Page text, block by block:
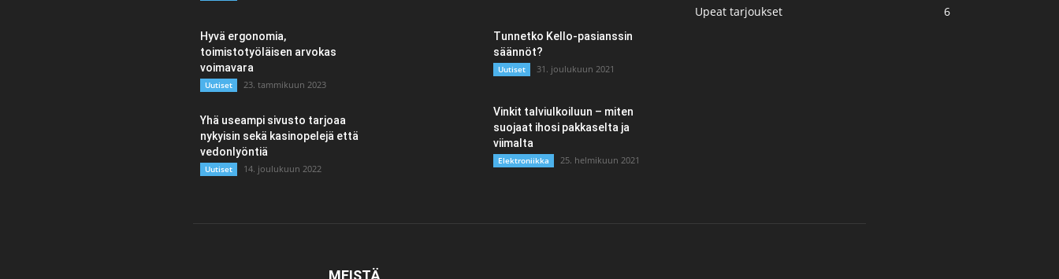
Hyvä ergonomia,
toimistotyöläisen arvokas
voimavara
Uutiset 23. tammikuun 2023
Yhä useampi sivusto tarjoaa
nykyisin sekä kasinopelejä että
vedonlyöntiä
Uutiset 14. joulukuun 2022
Tunnetko Kello-pasianssin
säännöt?
Uutiset 31. joulukuun 2021
Vinkit talviulkoiluun – miten
suojaat ihosi pakkaselta ja
viimalta
Elektroniikka 25. helmikuun 2021
Upeat tarjoukset
6
MEISTÄ